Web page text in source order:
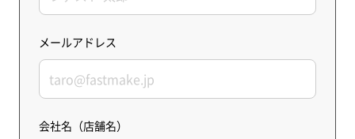
メールアドレス
会社名（店舗名）